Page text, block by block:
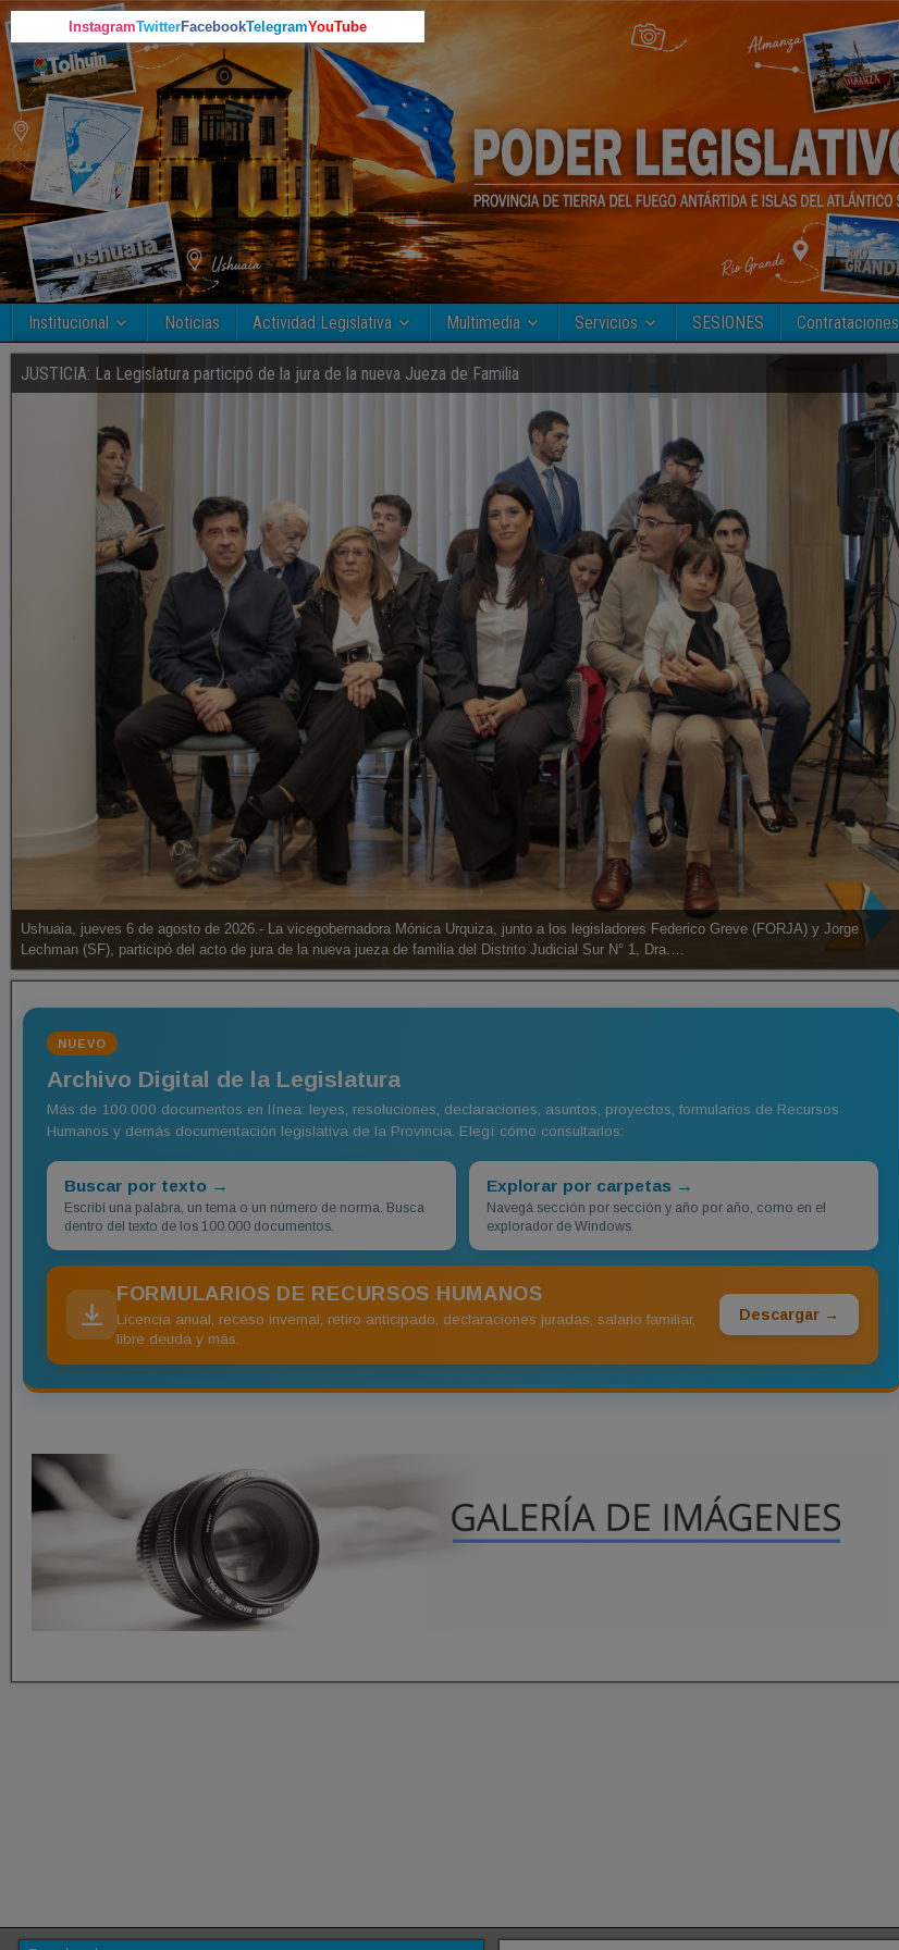
Institucional Noticias Actividad Legislativa Multimedia Servicios SESIONES Contrataciones
JUSTICIA: La Legislatura participó de la jura de la nueva Jueza de Familia
Ushuaia, jueves 6 de agosto de 2026.- La vicegobernadora Mónica Urquiza, junto a los legisladores Federico Greve (FORJA) y Jorge
Lechman (SF), participó del acto de jura de la nueva jueza de familia del Distrito Judicial Sur N° 1, Dra.…
NUEVO
Archivo Digital de la Legislatura
Más de 100.000 documentos en línea: leyes, resoluciones, declaraciones, asuntos, proyectos, formularios de Recursos
Humanos y demás documentación legislativa de la Provincia. Elegí cómo consultarlos:
Buscar por texto →
Escribí una palabra, un tema o un número de norma. Busca
dentro del texto de los 100.000 documentos.
Explorar por carpetas →
Navegá sección por sección y año por año, como en el
explorador de Windows.
FORMULARIOS DE RECURSOS HUMANOS
Licencia anual, receso invernal, retiro anticipado, declaraciones juradas, salario familiar,
libre deuda y más.
Descargar →
InstagramTwitterFacebookTelegramYouTube